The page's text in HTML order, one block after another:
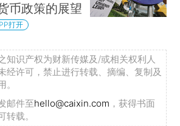
币政策的展望
打开
知识产权为财新传媒及/或相关权利人
经许可，禁止进行转载、摘编、复制及
邮件至hello@caixin.com ，获得书面
转载。